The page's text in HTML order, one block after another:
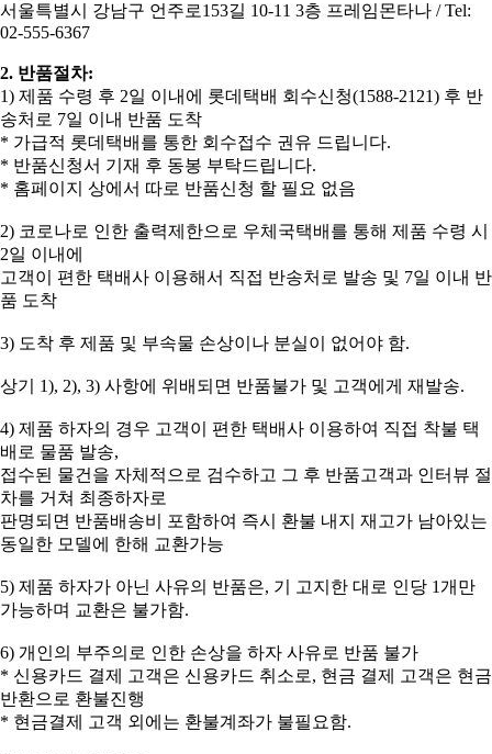
서울특별시 강남구 언주로153길 10-11 3층 프레임몬타나 / Tel:
02-555-6367
2. 반품절차:
​1) 제품 수령 후 2일 이내에 롯데택배 회수신청(1588-2121) 후 반
송처로 7일 이내 반품 도착
* 가급적 롯데택배를 통한 회수접수 권유 드립니다.
* 반품신청서 기재 후 동봉 부탁드립니다.
* 홈페이지 상에서 따로 반품신청 할 필요 없음
2) 코로나로 인한 출력제한으로 우체국택배를 통해 제품 수령 시
2일 이내에
고객이 편한 택배사 이용해서 직접 반송처로 발송 및 7일 이내 반
품 도착
3) 도착 후 제품 및 부속물 손상이나 분실이 없어야 함.
상기 1), 2), 3) 사항에 위배되면 반품불가 및 고객에게 재발송.
4) 제품 하자의 경우 고객이 편한 택배사 이용하여 직접 착불 택
배로 물품 발송,
접수된 물건을 자체적으로 검수하고 그 후 반품고객과 인터뷰 절
차를 거쳐 최종하자로
판명되면 반품배송비 포함하여 즉시 환불 내지 재고가 남아있는
동일한 모델에 한해 교환가능
5) 제품 하자가 아닌 사유의 반품은, 기 고지한 대로 인당 1개만
가능하며 교환은 불가함.
6) 개인의 부주의로 인한 손상을 하자 사유로 반품 불가
* 신용카드 결제 고객은 신용카드 취소로, 현금 결제 고객은 현금
반환으로 환불진행
* 현금결제 고객 외에는 환불계좌가 불필요함.